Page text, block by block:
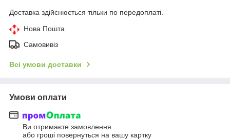
Доставка здійснюється тільки по передоплаті.
Нова Пошта
Самовивіз
Всі умови доставки
Умови оплати
Ви отримаєте замовлення
або гроші повернуться на вашу картку